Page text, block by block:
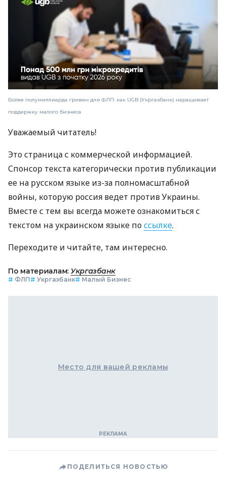
Более полумиллиарда гривен для ФЛП: как UGB (Укргазбанк) наращивает
поддержку малого бизнеса
Уважаемый читатель!
Это страница с коммерческой информацией.
Спонсор текста категорически против публикации
ее на русском языке из-за полномасштабной
войны, которую россия ведет против Украины.
Вместе с тем вы всегда можете ознакомиться с
текстом на украинском языке поссылке.
Переходите и читайте, там интересно.
По материалам: Укргазбанк
# ФЛП# Укргазбанк# Малый Бизнес
Место для вашей рекламы
ПОДЕЛИТЬСЯ НОВОСТЬЮ